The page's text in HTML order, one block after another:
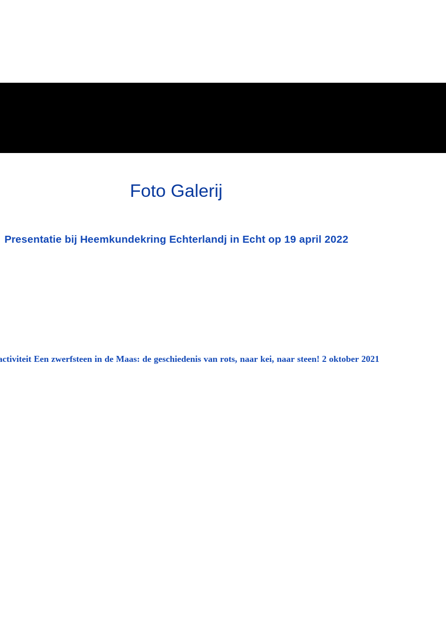
Foto Galerij
Presentatie bij Heemkundekring Echterlandj in Echt op 19 april 2022
Een zwerfsteen in de Maas: de geschiedenis van rots, naar kei, naar steen! 2 oktober 2021